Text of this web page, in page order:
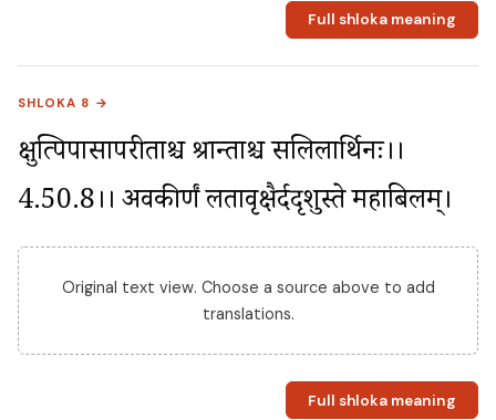
Full shloka meaning
SHLOKA 8 →
क्षुत्पिपासापरीताश्च श्रान्ताश्च सलिलार्थिनः।।
4.50.8।। अवकीर्णं लतावृक्षैर्ददृशुस्ते महाबिलम्।
Original text view. Choose a source above to add
translations.
Full shloka meaning